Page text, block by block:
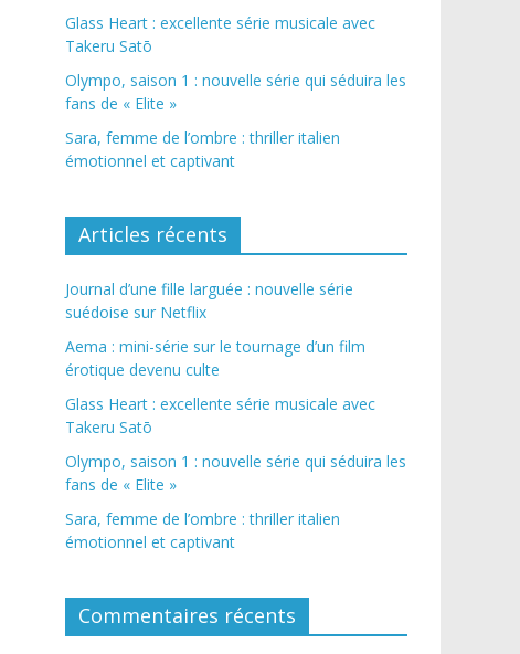
Glass Heart : excellente série musicale avec
Takeru Satō
Olympo, saison 1 : nouvelle série qui séduira les
fans de « Elite »
Sara, femme de l’ombre : thriller italien
émotionnel et captivant
Articles récents
Journal d’une fille larguée : nouvelle série
suédoise sur Netflix
Aema : mini-série sur le tournage d’un film
érotique devenu culte
Glass Heart : excellente série musicale avec
Takeru Satō
Olympo, saison 1 : nouvelle série qui séduira les
fans de « Elite »
Sara, femme de l’ombre : thriller italien
émotionnel et captivant
Commentaires récents